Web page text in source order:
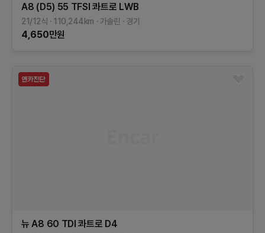
A8 (D5) 55 TFSI 콰트로 LWB
21/12식 110,244km 가솔린 경기
4,650만원
뉴 A8 60 TDI 콰트로 D4